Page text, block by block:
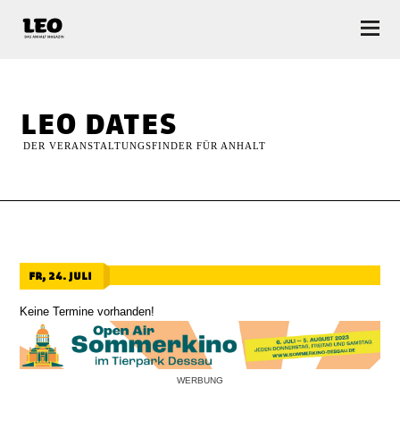
leo dates
DER VERANSTALTUNGSFINDER FÜR ANHALT
fr, 24. juli
Keine Termine vorhanden!
WERBUNG